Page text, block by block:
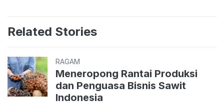
Related Stories
RAGAM
Meneropong Rantai Produksi
dan Penguasa Bisnis Sawit
Indonesia